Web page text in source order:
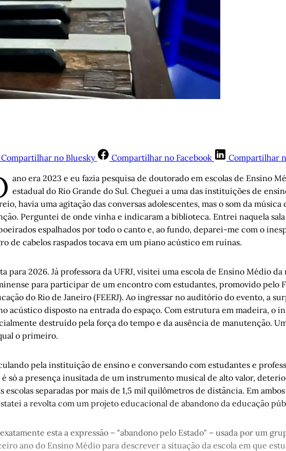
Compartilhar no Bluesky Compartilhar no Facebook Compartilhar
ano era 2023 e eu fazia pesquisa de doutorado em escolas de Ensino
estadual do Rio Grande do Sul. Cheguei a uma das instituições de
havia uma agitação das conversas adolescentes, mas o som da música
Perguntei de onde vinha e indicaram a biblioteca. Entrei naquela
espalhados por todo o canto e, ao fundo, deparei-me com o
de cabelos raspados tocava em um piano acústico em ruínas.
para 2026. Já professora da UFRJ, visitei uma escola de Ensino Médio da
para participar de um encontro com estudantes, promovido pelo
do Rio de Janeiro (FEERJ). Ao ingressar no auditório do evento, a
acústico disposto na entrada do espaço. Com estrutura em madeira, o
destruído pela força do tempo e da ausência de manutenção.
o primeiro.
pela instituição de ensino e conversando com estudantes e
é só a presença inusitada de um instrumento musical de alto valor,
escolas separadas por mais de 1,5 mil quilômetros de distância. Em
a revolta com um projeto educacional de abandono da educação
esta a expressão – "abandono pelo Estado" – usada por um
ano do Ensino Médio para descrever a situação da escola em que